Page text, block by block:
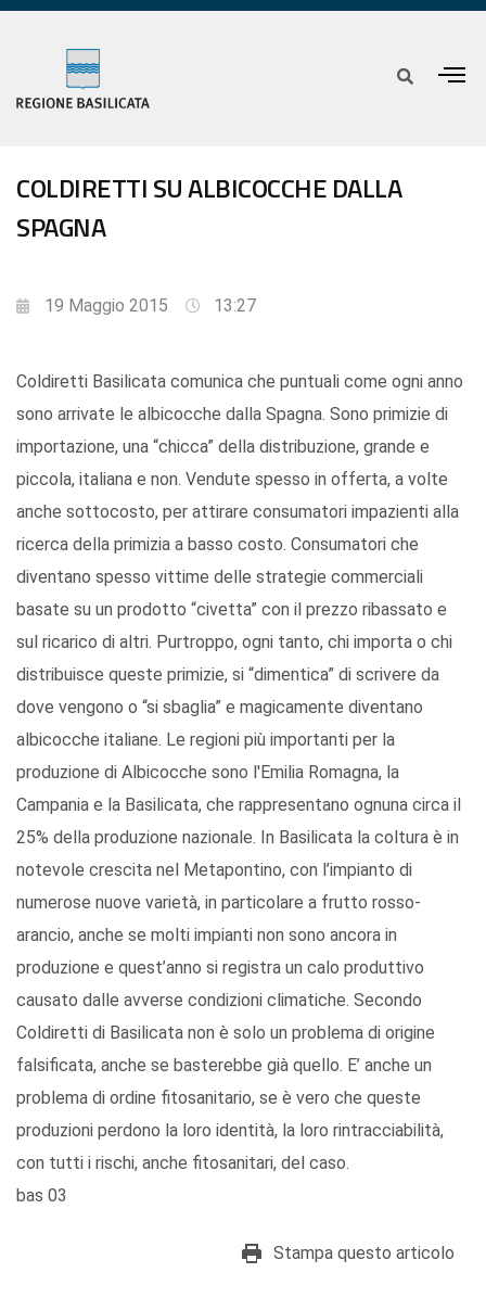
COLDIRETTI SU ALBICOCCHE DALLA
SPAGNA
19 Maggio 2015 13:27
Coldiretti Basilicata comunica che puntuali come ogni anno
sono arrivate le albicocche dalla Spagna. Sono primizie di
importazione, una “chicca” della distribuzione, grande e
piccola, italiana e non. Vendute spesso in offerta, a volte
anche sottocosto, per attirare consumatori impazienti alla
ricerca della primizia a basso costo. Consumatori che
diventano spesso vittime delle strategie commerciali
basate su un prodotto “civetta” con il prezzo ribassato e
sul ricarico di altri. Purtroppo, ogni tanto, chi importa o chi
distribuisce queste primizie, si “dimentica” di scrivere da
dove vengono o “si sbaglia” e magicamente diventano
albicocche italiane. Le regioni più importanti per la
produzione di Albicocche sono l'Emilia Romagna, la
Campania e la Basilicata, che rappresentano ognuna circa il
25% della produzione nazionale. In Basilicata la coltura è in
notevole crescita nel Metapontino, con l’impianto di
numerose nuove varietà, in particolare a frutto rosso-
arancio, anche se molti impianti non sono ancora in
produzione e quest’anno si registra un calo produttivo
causato dalle avverse condizioni climatiche. Secondo
Coldiretti di Basilicata non è solo un problema di origine
falsificata, anche se basterebbe già quello. E’ anche un
problema di ordine fitosanitario, se è vero che queste
produzioni perdono la loro identità, la loro rintracciabilità,
con tutti i rischi, anche fitosanitari, del caso.
bas 03
Stampa questo articolo